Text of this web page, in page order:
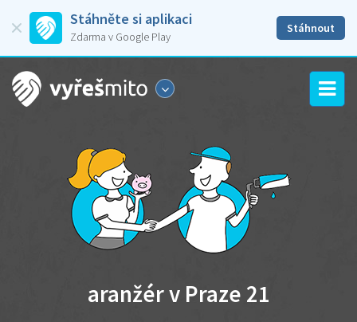
Stáhněte si aplikaci
Zdarma v Google Play
Stáhnout
aranžér v Praze 21